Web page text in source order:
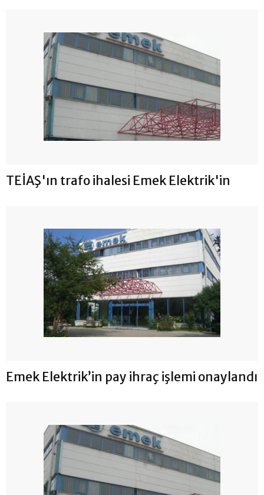
TEİAŞ'ın trafo ihalesi Emek Elektrik'in
Emek Elektrik’in pay ihraç işlemi onaylandı